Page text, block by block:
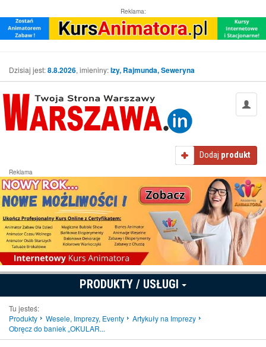
Reklama:
Dzisiaj jest:8.8.2026, imieniny:Izy, Rajmunda, Seweryna
Dodaj produkt
Reklama
PRODUKTY / USŁUGI
Tu jesteś:
Produkty
Wesele, Imprezy, Eventy
Artykuły na Imprezy
Obręcz do baniek „OKULAR...